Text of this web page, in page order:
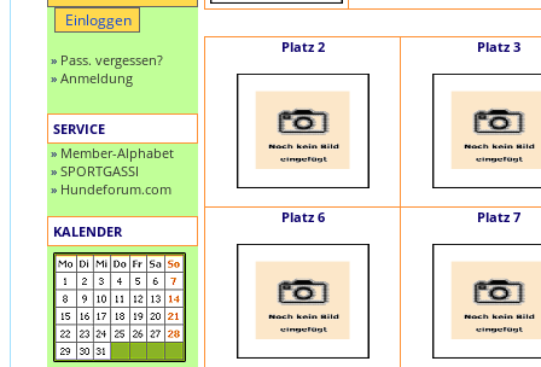
» Pass. vergessen?
» Anmeldung
SERVICE
» Member-Alphabet
» SPORTGASSI
» Hundeforum.com
KALENDER
Platz 2 Platz 3
Platz 6 Platz 7